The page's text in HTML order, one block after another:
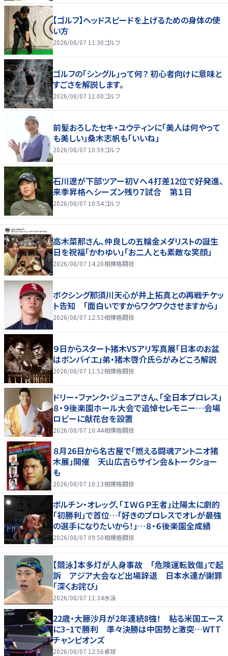
【ゴルフ】ヘッドスピードを上げるための身体の使
い方
2026/08/07 11:30ゴルフ
ゴルフの「シングル」って何？ 初心者向けに意味と
すごさを解説します。
2026/08/07 11:00ゴルフ
前髪おろしたセキ・ユウティンに「美人は何やって
も美しい」桑木志帆も「いいね」
2026/08/07 10:59ゴルフ
石川遼が下部ツアー初Ｖへ４打差12位で好発進、
来季昇格へシーズン残り７試合 第１日
2026/08/07 10:54ゴルフ
高木菜那さん、仲良しの五輪金メダリストの誕生
日を祝福「かわゆい」「お二人とも素敵な笑顔」
2026/08/07 14:20相撲格闘技
ボクシング那須川天心が井上拓真との再戦チケッ
ト告知 「面白いですからワクワクさせますから」
2026/08/07 12:52相撲格闘技
９日からスタート猪木VSアリ写真展「日本のお盆
はボンバイエ」弟・猪木啓介氏らがみどころ解説
2026/08/07 11:52相撲格闘技
ドリー・ファンク・ジュニアさん、「全日本プロレス」
８・９後楽園ホール大会で追悼セレモニー…会場
ロビーに献花台を設置
2026/08/07 10:44相撲格闘技
８月26日から名古屋で「燃える闘魂アントニオ猪
木展」開催 天山広吉らサイン会＆トークショー
も
2026/08/07 10:13相撲格闘技
ボルチン・オレッグ、「ＩＷＧＰ王者」辻陽太に劇的
「初勝利」で首位…「好きのプロレスでオレが最強
の選手になりたいから！」…８・６後楽園全成績
2026/08/07 09:50相撲格闘技
【競泳】本多灯が人身事故 「危険運転致傷」で起
訴 アジア大会など出場辞退 日本水連が謝罪
「深くお詫び」
2026/08/07 11:34水泳
22歳・大藤沙月が2年連続8強！ 粘る米国エース
に3−1で勝利 準々決勝は中国勢と激突…WTT
チャンピオンズ
2026/08/07 12:56卓球